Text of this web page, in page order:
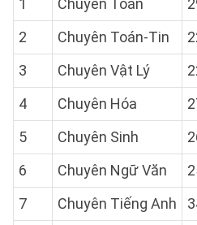
2
Chuyên Toán-Tin
3
Chuyên Vật Lý
4
Chuyên Hóa
5
Chuyên Sinh
6
Chuyên Ngữ Văn
7
Chuyên Tiếng Anh